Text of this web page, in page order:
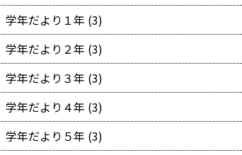
学年だより１年 (3)
学年だより２年 (3)
学年だより３年 (3)
学年だより４年 (3)
学年だより５年 (3)